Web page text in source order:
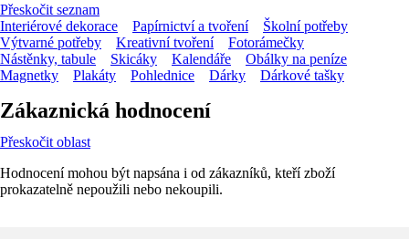
Přeskočit seznam
Interiérové dekorace
Papírnictví a tvoření
Školní potřeby
Výtvarné potřeby
Kreativní tvoření
Fotorámečky
Nástěnky, tabule
Skicáky Kalendáře
Obálky na peníze
Magnetky
Plakáty Pohlednice Dárky Dárkové tašky
Zákaznická hodnocení
Přeskočit oblast
Hodnocení mohou být napsána i od zákazníků, kteří zboží
prokazatelně nepoužili nebo nekoupili.